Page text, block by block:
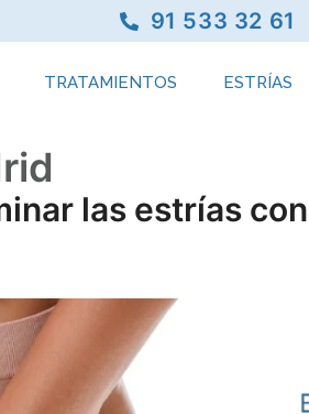
91 533 32 61
TRATAMIENTOS ESTRÍAS
las estrías